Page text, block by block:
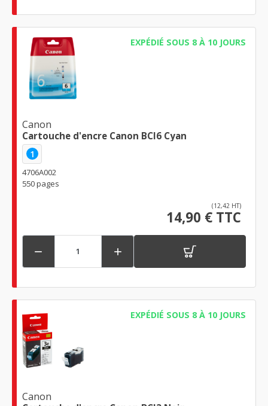
EXPÉDIÉ SOUS 8 À 10 JOURS
Canon
Cartouche d'encre Canon BCI6 Cyan
1
4706A002
550 pages
(12,42 HT)
14,90 € TTC
 
EXPÉDIÉ SOUS 8 À 10 JOURS
Canon